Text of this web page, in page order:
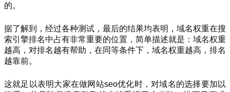
的。
据了解到，经过各种测试，最后的结果均表明，域名权重在搜
索引擎排名中占有非常重要的位置，简单描述就是：域名权重
越高，对排名越有帮助，在同等条件下，域名权重越高，排名
越靠前。
这就足以表明大家在做网站seo优化时，对域名的选择要加以